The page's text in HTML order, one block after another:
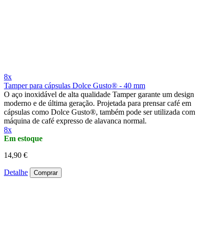
8x
Tamper para cápsulas Dolce Gusto® - 40 mm
O aço inoxidável de alta qualidade Tamper garante um design
moderno e de última geração. Projetada para prensar café em
cápsulas como Dolce Gusto®, também pode ser utilizada com
máquina de café expresso de alavanca normal.
8x
Em estoque
14,90 €
Detalhe Comprar